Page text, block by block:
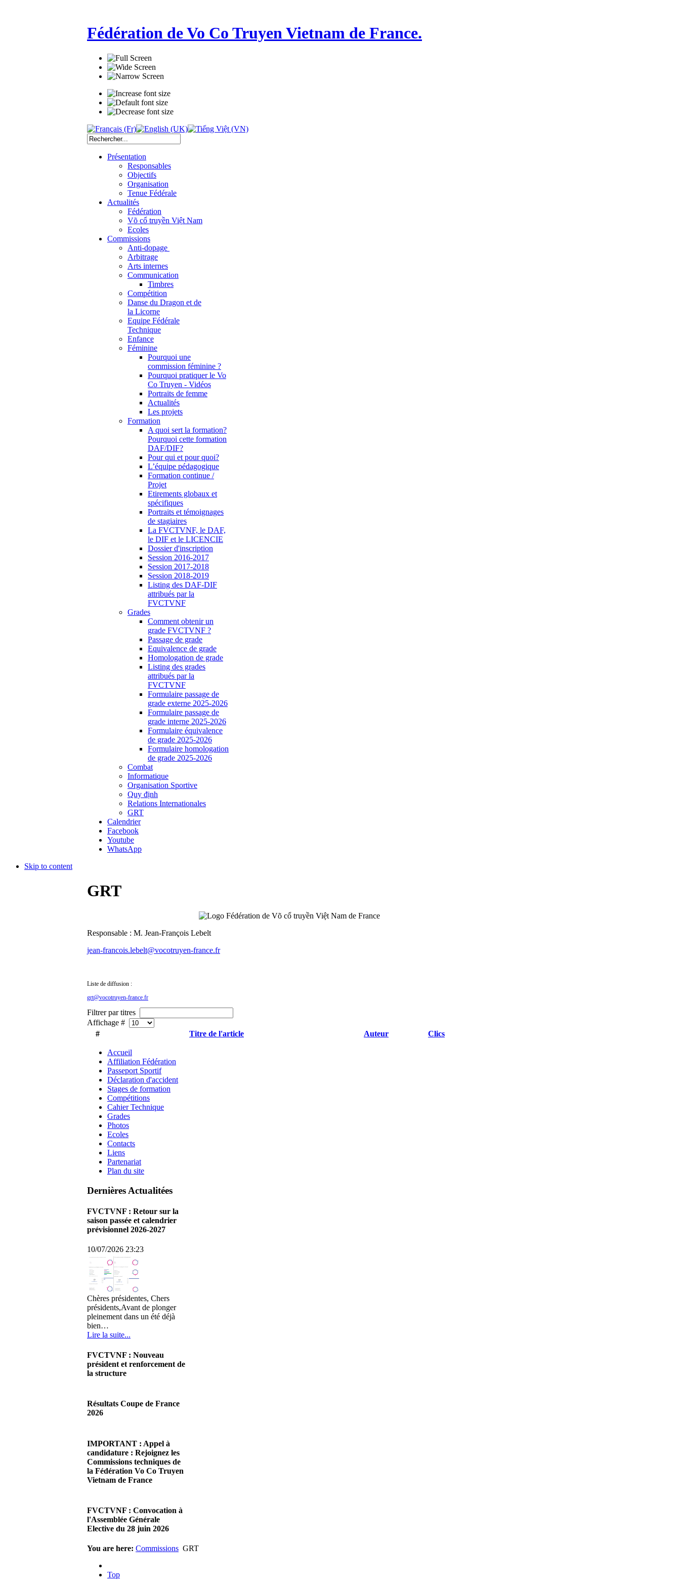
Fédération de Vo Co Truyen Vietnam de France.
Présentation
Responsables
Objectifs
Organisation
Tenue Fédérale
Actualités
Fédération
Võ cổ truyền Việt Nam
Ecoles
Commissions
Anti-dopage
Arbitrage
Communication
Timbres
Compétition
Danse du Dragon et de
la Licorne
Equipe Fédérale
Technique
Enfance
Féminine
Pourquoi une
commission féminine ?
Pourquoi pratiquer le Vo
Co Truyen - Vidéos
Portraits de femme
Actualités
Les projets
Formation
A quoi sert la formation?
Pourquoi cette formation
DAF/DIF?
Pour qui et pour quoi?
L’équipe pédagogique
Formation continue /
Projet
Etirements globaux et
spécifiques
Portraits et témoignages
de stagiaires
La FVCTVNF, le DAF,
le DIF et le LICENCIE
Dossier d'inscription
Session 2016-2017
Session 2017-2018
Session 2018-2019
Listing des DAF-DIF
attribués par la
FVCTVNF
Grades
Comment obtenir un
grade FVCTVNF ?
Passage de grade
Equivalence de grade
Homologation de grade
Listing des grades
attribués par la
FVCTVNF
Formulaire passage de
grade externe 2025-2026
Formulaire passage de
grade interne 2025-2026
Formulaire équivalence
de grade 2025-2026
Formulaire homologation
de grade 2025-2026
Combat
Informatique
Organisation Sportive
Quy định
Relations Internationales
GRT
Calendrier
Facebook
Youtube
WhatsApp
Skip to content
GRT
Responsable : M. Jean-François Lebelt
jean-francois.lebelt@vocotruyen-france.fr
Liste de diffusion :
grt@vocotruyen-france.fr
Filtrer par titres
Affichage #
#
Titre de l'article Auteur Clics
Accueil
Affiliation Fédération
Passeport Sportif
Déclaration d'accident
Stages de formation
Compétitions
Cahier Technique
Grades
Photos
Ecoles
Contacts
Liens
Partenariat
Plan du site
Dernières Actualitées
FVCTVNF : Retour sur la
saison passée et calendrier
prévisionnel 2026-2027
10/07/2026 23:23
Chères présidentes, Chers
présidents,Avant de plonger
pleinement dans un été déjà
bien…
Lire la suite...
FVCTVNF : Nouveau
président et renforcement de
la structure
Chères Présidentes, chers
Présidents,Ce dimanche 28 juin
Résultats Coupe de France
2026
Cliquez sur ce lien pour
accéder aux résultats
Lire la suite...
IMPORTANT : Appel à
candidature : Rejoignez les
Commissions techniques de
la Fédération Vo Co Truyen
Vietnam de France
Madame la Présidente,
Monsieur le Président,Suite à
notre premier appel afin
Lire la suite...
FVCTVNF : Convocation à
l'Assemblée Générale
Elective du 28 juin 2026
23/05/2026 23:00
Présidents,Veuillez trouver ci-
joint la convocation à notre…
You are here: Commissions GRT
Top